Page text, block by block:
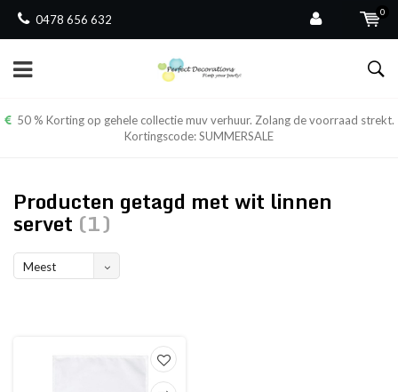
0478 656 632
0
50 % Korting op gehele collectie muv verhuur. Zolang de voorraad strekt.
Kortingscode: SUMMERSALE
Producten getagd met wit linnen
servet (1)
Meest